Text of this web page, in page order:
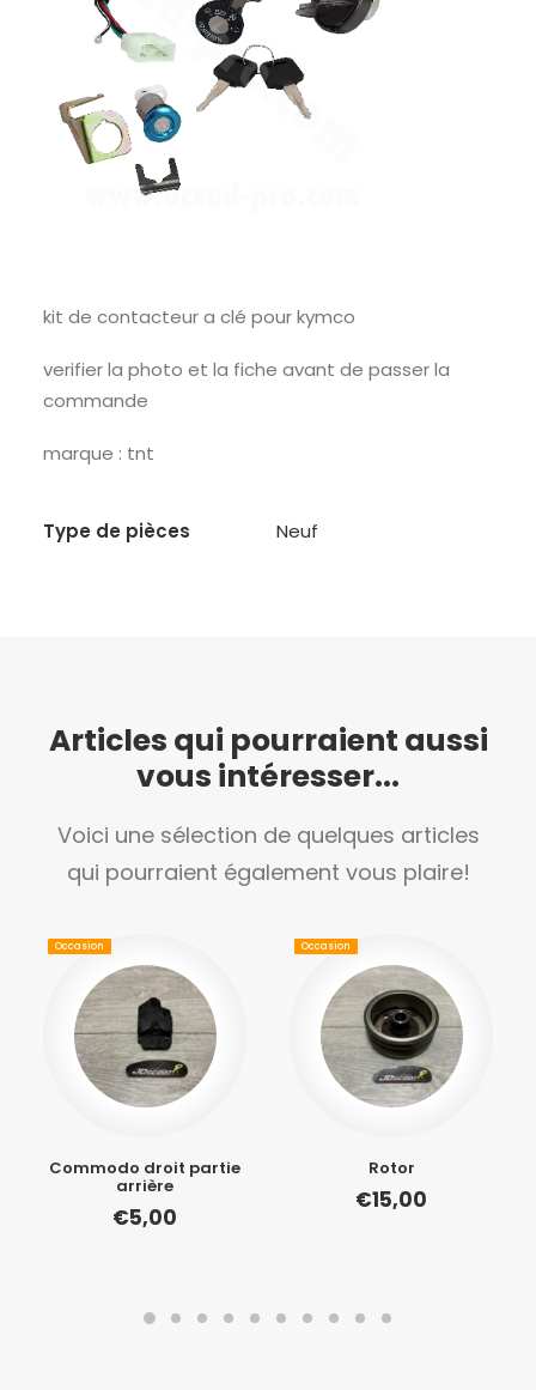
kit de contacteur a clé pour kymco
verifier la photo et la fiche avant de passer la
commande
marque : tnt
Type de pièces Neuf
Articles qui pourraient aussi
vous intéresser...
Voici une sélection de quelques articles
qui pourraient également vous plaire!
Commodo droit partie
arrière
€5,00
Occasion
Rotor
€15,00
Occasion